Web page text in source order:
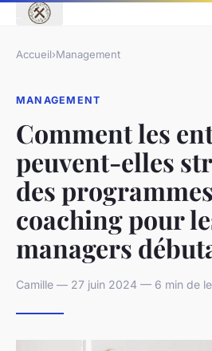
Accueil›Management
MANAGEMENT
Comment les
peuvent-elles
des
coaching pour
managers
Camille — 27 juin 2024 — 6 min de